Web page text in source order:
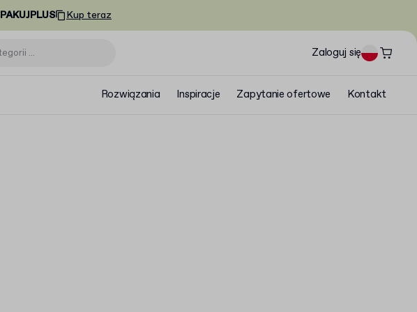
PAKUJPLUS Kup teraz
Zaloguj się
Rozwiązania Inspiracje Zapytanie ofertowe Kontakt